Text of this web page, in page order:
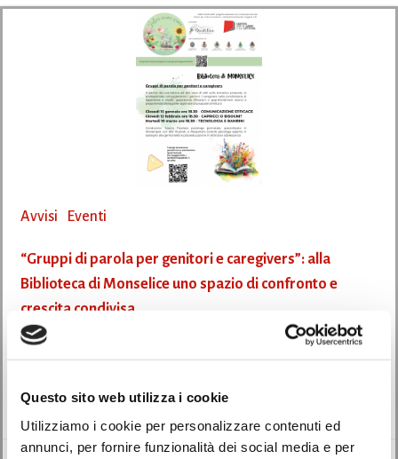
Questo sito web utilizza i cookie
Utilizziamo i cookie per personalizzare contenuti ed
annunci, per fornire funzionalità dei social media e per
Avvisi Eventi
“Gruppi di parola per genitori e caregivers”: alla
Biblioteca di Monselice uno spazio di confronto e
crescita condivisa
La Biblioteca di Monselice propone un ciclo di Gruppi di parola per genitori
Leggi di più